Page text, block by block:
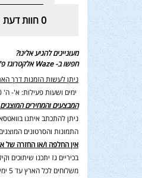
0חוות דעת
מעוניינים להגיע אלינו?
חפשו ב- Waze אלקטרוגז פ"ת
ניתן לעשות הזמנות דרך האתר 24/7 במשלוחים
ימים ושעות פעילות: א'- ה' 8:00-16:00, שישי שבת - סגור,
המבצעים והמחירים
ניתן להתכתב איתנו
התמונות והסרטונים
אין החלפה ו/או החזרה של
בכיריים גז יתכנו שיתוכים וקילופים
משלוחים לכל הארץ עד 5 ימי עסקים*